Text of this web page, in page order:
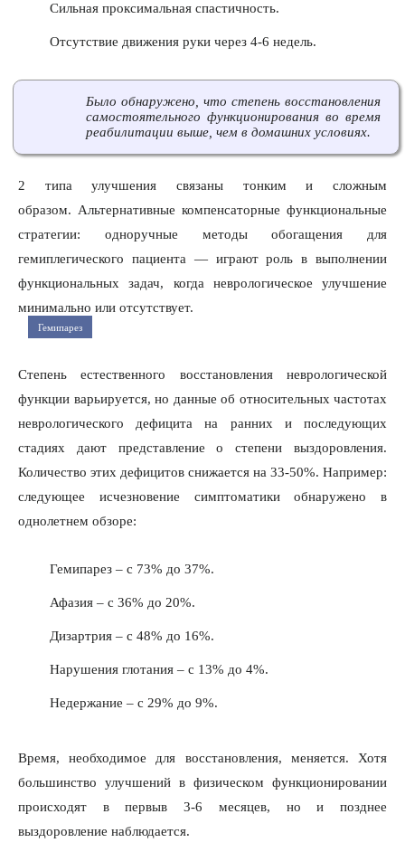
Сильная проксимальная спастичность.
Отсутствие движения руки через 4-6 недель.
Было обнаружено, что степень восстановления
самостоятельного функционирования во время
реабилитации выше, чем в домашних условиях.
2 типа улучшения связаны тонким и сложным
образом. Альтернативные компенсаторные функциональные
стратегии: одноручные методы обогащения для
гемиплегического пациента — играют роль в выполнении
функциональных задач, когда неврологическое улучшение
минимально или отсутствует.
Гемипарез
Степень естественного восстановления неврологической
функции варьируется, но данные об относительных частотах
неврологического дефицита на ранних и последующих
стадиях дают представление о степени выздоровления.
Количество этих дефицитов снижается на 33-50%. Например:
следующее исчезновение симптоматики обнаружено в
однолетнем обзоре:
Гемипарез – с 73% до 37%.
Афазия – с 36% до 20%.
Дизартрия – с 48% до 16%.
Нарушения глотания – с 13% до 4%.
Недержание – с 29% до 9%.
Время, необходимое для восстановления, меняется. Хотя
большинство улучшений в физическом функционировании
происходят в первыв 3-6 месяцев, но и позднее
выздоровление наблюдается.